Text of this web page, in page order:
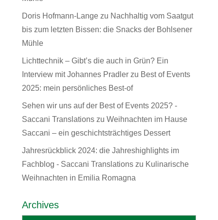
Doris Hofmann-Langezu Nachhaltig vom Saatgut
bis zum letzten Bissen: die Snacks der Bohlsener
Mühle
Lichttechnik – Gibt’s die auch in Grün? Ein
Interview mit Johannes Pradlerzu Best of Events
2025: mein persönliches Best-of
Sehen wir uns auf der Best of Events 2025? -
Saccani Translationszu Weihnachten im Hause
Saccani – ein geschichtsträchtiges Dessert
Jahresrückblick 2024: die Jahreshighlights im
Fachblog - Saccani Translationszu Kulinarische
Weihnachten in Emilia Romagna
Archives